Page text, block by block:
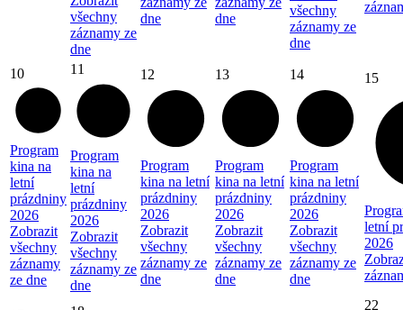
všechny
záznamy ze
dne
dne
dne
všechny
záznamy ze
dne
10
Program
kina na
letní
prázdniny
2026
Zobrazit
všechny
záznamy
ze dne
11
Program
kina na
letní
prázdniny
2026
Zobrazit
všechny
záznamy ze
dne
12
Program
kina na letní
prázdniny
2026
Zobrazit
všechny
záznamy ze
dne
13
Program
kina na letní
prázdniny
2026
Zobrazit
všechny
záznamy ze
dne
14
Program
kina na letní
prázdniny
2026
Zobrazit
všechny
záznamy ze
dne
15
letní
2026
22